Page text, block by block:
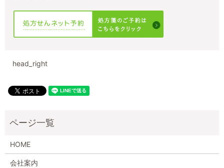
head_right
HOME
会社案内